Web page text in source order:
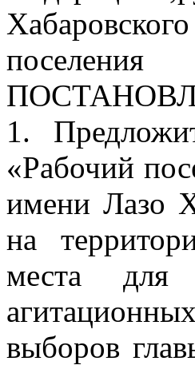
поселения
1.
«Рабочий
имени Лазо
на
места для
выборов